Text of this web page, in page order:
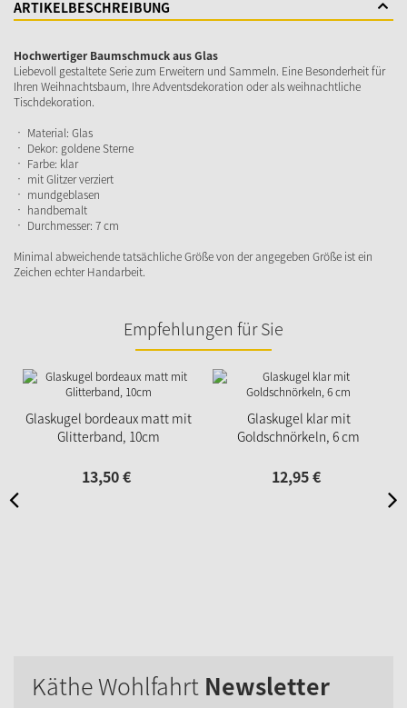
ARTIKELBESCHREIBUNG
Hochwertiger Baumschmuck aus Glas
Liebevoll gestaltete Serie zum Erweitern und Sammeln. Eine Besonderheit für
Ihren Weihnachtsbaum, Ihre Adventsdekoration oder als weihnachtliche
Tischdekoration.
• Material: Glas
• Dekor: goldene Sterne
• Farbe: klar
• mit Glitzer verziert
• mundgeblasen
• handbemalt
• Durchmesser: 7 cm
Minimal abweichende tatsächliche Größe von der angegeben Größe ist ein
Zeichen echter Handarbeit.
Empfehlungen für Sie
Glaskugel bordeaux matt mit
Glitterband, 10cm
13,50€
Glaskugel klar mit
Goldschnörkeln, 6 cm
12,95€
Käthe Wohlfahrt Newsletter